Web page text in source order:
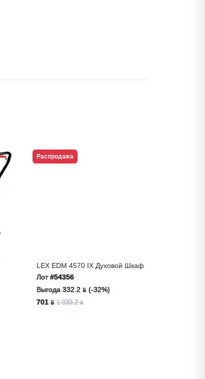
Распродажа
LEX EDM 4570 IX Духовой Шкаф
Лот#54356
Выгода 332.2 ƃ (-32%)